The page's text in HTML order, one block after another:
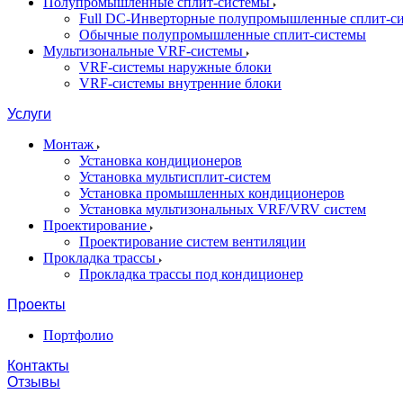
Full DC-Инверторные полупромышленные сплит-
Обычные полупромышленные сплит-системы
Мультизональные VRF-системы
VRF-системы наружные блоки
VRF-системы внутренние блоки
Услуги
Монтаж
Установка кондиционеров
Установка мультисплит-систем
Установка промышленных кондиционеров
Установка мультизональных VRF/VRV систем
Проектирование
Проектирование систем вентиляции
Прокладка трассы
Прокладка трассы под кондиционер
Проекты
Портфолио
Контакты
Отзывы